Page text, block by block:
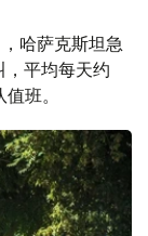
哈萨克斯坦急
平均每天约
班。